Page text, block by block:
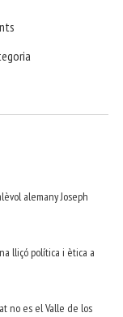
alemany Joseph
lliçó política i ètica a
no es el Valle de los